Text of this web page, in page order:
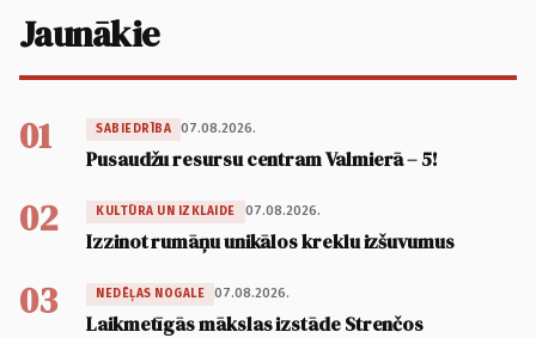
Jaunākie
01 SABIEDRĪBA 07.08.2026.
Pusaudžu resursu centram Valmierā – 5!
02 KULTŪRA UN IZKLAIDE 07.08.2026.
Izzinot rumāņu unikālos kreklu izšuvumus
03 NEDĒĻAS NOGALE 07.08.2026.
Laikmetīgās mākslas izstāde Strenčos